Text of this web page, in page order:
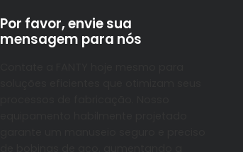
Por favor, envie sua
mensagem para nós